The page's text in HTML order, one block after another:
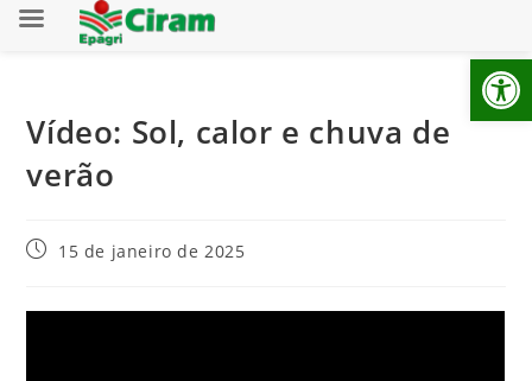
Vídeo: Sol, calor e chuva de
verão
15 de janeiro de 2025